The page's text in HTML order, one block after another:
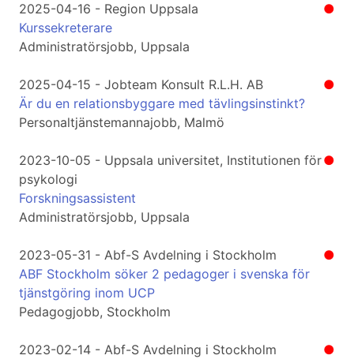
●
2025-04-16 - Region Uppsala
Kurssekreterare
Administratörsjobb, Uppsala
●
2025-04-15 - Jobteam Konsult R.L.H. AB
Är du en relationsbyggare med tävlingsinstinkt?
Personaltjänstemannajobb, Malmö
●
2023-10-05 - Uppsala universitet, Institutionen för
psykologi
Forskningsassistent
Administratörsjobb, Uppsala
●
2023-05-31 - Abf-S Avdelning i Stockholm
ABF Stockholm söker 2 pedagoger i svenska för
tjänstgöring inom UCP
Pedagogjobb, Stockholm
●
2023-02-14 - Abf-S Avdelning i Stockholm